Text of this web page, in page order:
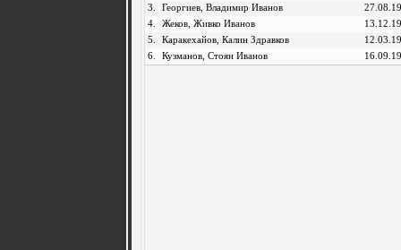
3.
Георгиев, Владимир Иванов
4.
Жеков, Живко Иванов
5.
Каракехайов, Калин Здравков
6.
Кузманов, Стоян Иванов